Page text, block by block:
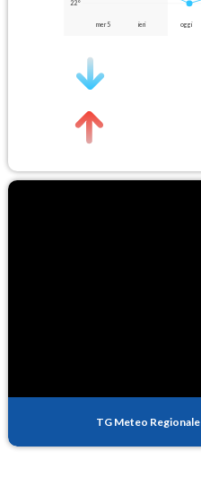
22°
mer 5 ieri oggi
TG Meteo Regionale